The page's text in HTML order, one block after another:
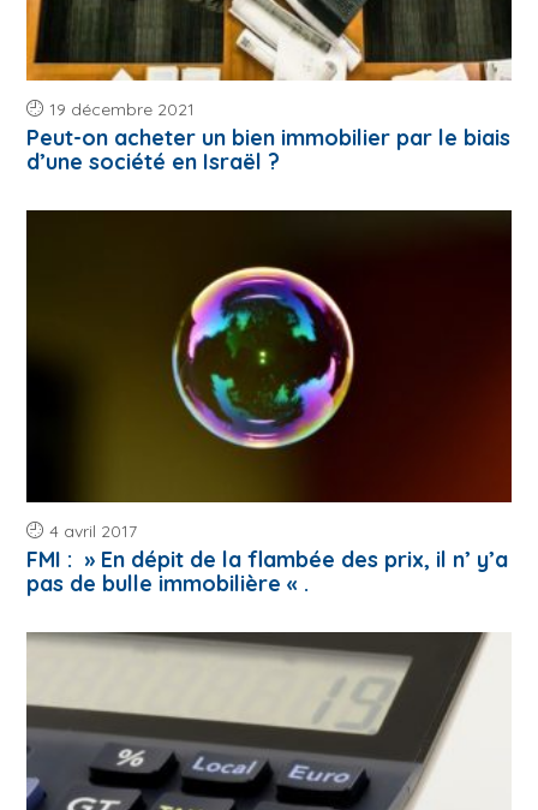
19 décembre 2021
Peut-on acheter un bien immobilier par le biais
d’une société en Israël ?
4 avril 2017
FMI : » En dépit de la flambée des prix, il n’ y’a
pas de bulle immobilière « .